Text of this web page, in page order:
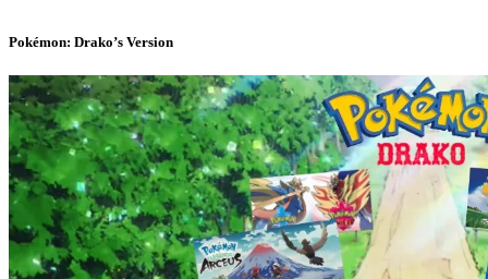
Pokémon: Drako’s Version